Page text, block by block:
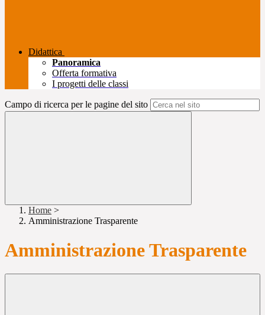
Didattica
Panoramica
Offerta formativa
I progetti delle classi
Campo di ricerca per le pagine del sito
Home >
Amministrazione Trasparente
Amministrazione Trasparente